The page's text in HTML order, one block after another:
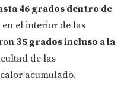
46 grados dentro de
en el interior de las
35 grados incluso a la
de las
acumulado.